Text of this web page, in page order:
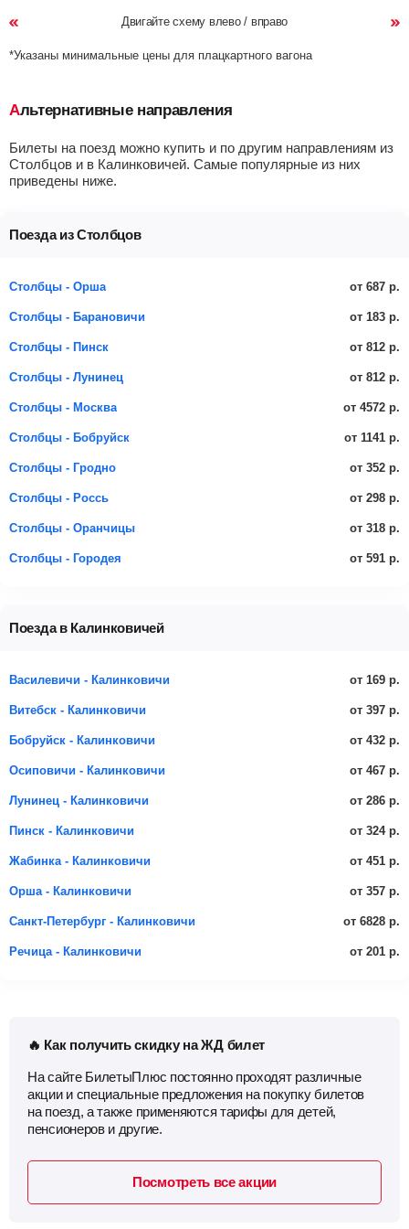
Двигайте схему влево / вправо
*Указаны минимальные цены для плацкартного вагона
Альтернативные направления
Билеты на поезд можно купить и по другим направлениям из
Столбцов и в Калинковичей. Самые популярные из них
приведены ниже.
Поезда из Столбцов
Столбцы - Орша от 687 р.
Столбцы - Барановичи от 183 р.
Столбцы - Пинск от 812 р.
Столбцы - Лунинец от 812 р.
Столбцы - Москва от 4572 р.
Столбцы - Бобруйск от 1141 р.
Столбцы - Гродно от 352 р.
Столбцы - Россь от 298 р.
Столбцы - Оранчицы от 318 р.
Столбцы - Городея от 591 р.
Поезда в Калинковичей
Василевичи - Калинковичи от 169 р.
Витебск - Калинковичи от 397 р.
Бобруйск - Калинковичи от 432 р.
Осиповичи - Калинковичи от 467 р.
Лунинец - Калинковичи от 286 р.
Пинск - Калинковичи от 324 р.
Жабинка - Калинковичи от 451 р.
Орша - Калинковичи от 357 р.
Санкт-Петербург - Калинковичи от 6828 р.
Речица - Калинковичи от 201 р.
🔥 Как получить скидку на ЖД билет
На сайте БилетыПлюс постоянно проходят различные
акции и специальные предложения на покупку билетов
на поезд, а также применяются тарифы для детей,
пенсионеров и другие.
Посмотреть все акции